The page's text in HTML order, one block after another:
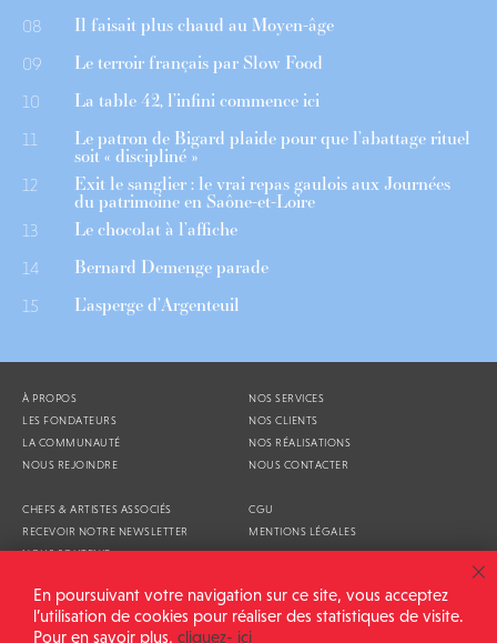
08 Il faisait plus chaud au Moyen-âge
09 Le terroir français par Slow Food
10 La table 42, l’infini commence ici
11 Le patron de Bigard plaide pour que l’abattage rituel
soit « discipliné »
12 Exit le sanglier : le vrai repas gaulois aux Journées
du patrimoine en Saône-et-Loire
13 Le chocolat à l’affiche
14 Bernard Demenge parade
15 L’asperge d’Argenteuil
À PROPOS
LES FONDATEURS
LA COMMUNAUTÉ
NOUS REJOINDRE
NOS SERVICES
NOS CLIENTS
NOS RÉALISATIONS
NOUS CONTACTER
CHEFS & ARTISTES ASSOCIÉS
RECEVOIR NOTRE NEWSLETTER
NOUS SOUTENIR
CGU
MENTIONS LÉGALES
En poursuivant votre navigation sur ce site, vous acceptez
l’utilisation de cookies pour réaliser des statistiques de visite.
Pour en savoir plus, cliquez- ici